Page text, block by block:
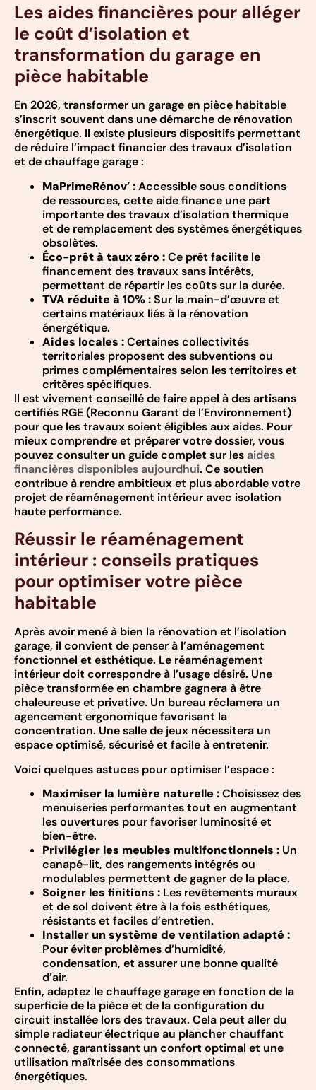
Les aides financières pour alléger
le coût d’isolation et
transformation du garage en
pièce habitable
En 2026, transformer un garage en pièce habitable
s’inscrit souvent dans une démarche de rénovation
énergétique. Il existe plusieurs dispositifs permettant
de réduire l’impact financier des travaux d’isolation
et de chauffage garage :
MaPrimeRénov’ :Accessible sous conditions
de ressources, cette aide finance une part
importante des travaux d’isolation thermique
et de remplacement des systèmes énergétiques
obsolètes.
Éco-prêt à taux zéro :Ce prêt facilite le
financement des travaux sans intérêts,
permettant de répartir les coûts sur la durée.
TVA réduite à 10% :Sur la main-d’œuvre et
certains matériaux liés à la rénovation
énergétique.
Aides locales :Certaines collectivités
territoriales proposent des subventions ou
primes complémentaires selon les territoires et
critères spécifiques.
Il est vivement conseillé de faire appel à des artisans
certifiés RGE (Reconnu Garant de l’Environnement)
pour que les travaux soient éligibles aux aides. Pour
mieux comprendre et préparer votre dossier, vous
pouvez consulter un guide complet sur les aides
financières disponibles aujourdhui. Ce soutien
contribue à rendre ambitieux et plus abordable votre
projet de réaménagement intérieur avec isolation
haute performance.
Réussir le réaménagement
intérieur : conseils pratiques
pour optimiser votre pièce
habitable
Après avoir mené à bien la rénovation et l’isolation
garage, il convient de penser à l’aménagement
fonctionnel et esthétique. Le réaménagement
intérieur doit correspondre à l’usage désiré. Une
pièce transformée en chambre gagnera à être
chaleureuse et privative. Un bureau réclamera un
agencement ergonomique favorisant la
concentration. Une salle de jeux nécessitera un
espace optimisé, sécurisé et facile à entretenir.
Voici quelques astuces pour optimiser l’espace :
Maximiser la lumière naturelle :Choisissez des
menuiseries performantes tout en augmentant
les ouvertures pour favoriser luminosité et
bien-être.
Privilégier les meubles multifonctionnels : Un
canapé-lit, des rangements intégrés ou
modulables permettent de gagner de la place.
Soigner les finitions : Les revêtements muraux
et de sol doivent être à la fois esthétiques,
résistants et faciles d’entretien.
Installer un système de ventilation adapté :
Pour éviter problèmes d’humidité,
condensation, et assurer une bonne qualité
d’air.
Enfin, adaptez le chauffage garage en fonction de la
superficie de la pièce et de la configuration du
circuit installée lors des travaux. Cela peut aller du
simple radiateur électrique au plancher chauffant
connecté, garantissant un confort optimal et une
utilisation maîtrisée des consommations
énergétiques.